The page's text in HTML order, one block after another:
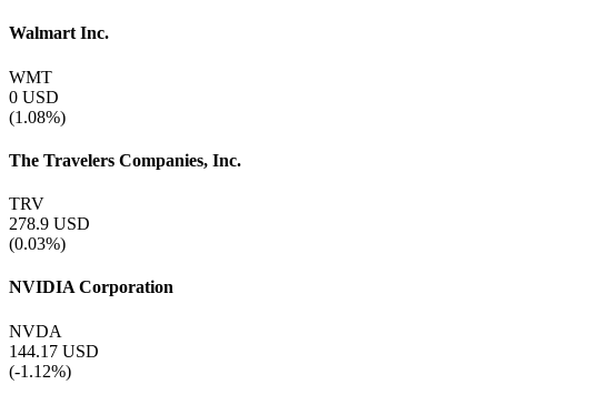
Walmart Inc.
WMT
0 USD
(1.08%)
The Travelers Companies, Inc.
TRV
278.9 USD
(0.03%)
NVIDIA Corporation
NVDA
144.17 USD
(-1.12%)